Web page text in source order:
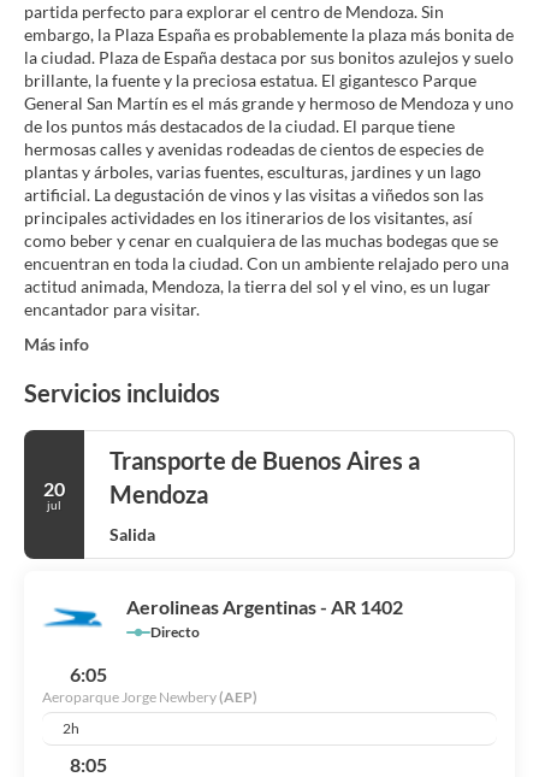
partida perfecto para explorar el centro de Mendoza. Sin
embargo, la Plaza España es probablemente la plaza más bonita de
la ciudad. Plaza de España destaca por sus bonitos azulejos y suelo
brillante, la fuente y la preciosa estatua. El gigantesco Parque
General San Martín es el más grande y hermoso de Mendoza y uno
de los puntos más destacados de la ciudad. El parque tiene
hermosas calles y avenidas rodeadas de cientos de especies de
plantas y árboles, varias fuentes, esculturas, jardines y un lago
artificial. La degustación de vinos y las visitas a viñedos son las
principales actividades en los itinerarios de los visitantes, así
como beber y cenar en cualquiera de las muchas bodegas que se
encuentran en toda la ciudad. Con un ambiente relajado pero una
actitud animada, Mendoza, la tierra del sol y el vino, es un lugar
encantador para visitar.
Más info
Servicios incluidos
20
jul
Transporte de Buenos Aires a
Mendoza
Salida
Aerolineas Argentinas - AR 1402
Directo
6:05
Aeroparque Jorge Newbery(AEP)
2h
8:05